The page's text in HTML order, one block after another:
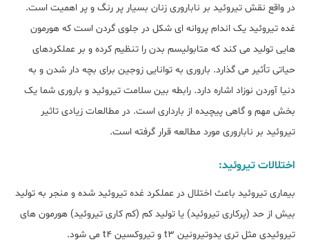
در واقع نقش تیروئید بر ناباروری زنان بسیار پر رنگ و پر اهمیت است.
غده تیروئید یک اندام پروانه ای شکل در جلوی گردن است که هورمون
هایی تولید می کند که متابولیسم بدن را تنظیم کرده و بر عملکردهای
حیاتی تأثیر می گذارد. باروری به توانایی زوجین برای بچه دار شدن و به
دنیا آوردن نوزاد اشاره دارد. رابطه بین سلامت تیروئید و باروری شما یک
بخش مهم و گاهی پیچیده از بارداری است. در مطالعات زیادی تاثیر
تیروئید بر ناباروری مورد مطالعه قرار گرفته است.
اختلالات تیروئید:
بیماری تیروئید باعث اختلال در عملکرد غده تیروئید شده و منجر به تولید
بیش از حد (پرکاری تیروئید) یا تولید کم (کم کاری تیروئید) هورمون های
تیروئیدی مثل تری یدوتیرونین t3 و تیروکسین t4 می شود.